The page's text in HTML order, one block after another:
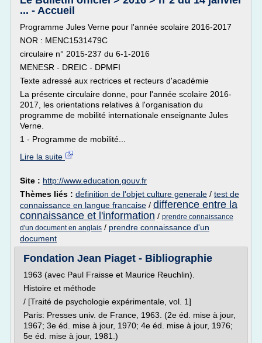
... - Accueil
Programme Jules Verne pour l'année scolaire 2016-2017
NOR : MENC1531479C
circulaire n° 2015-237 du 6-1-2016
MENESR - DREIC - DPMFI
Texte adressé aux rectrices et recteurs d'académie
La présente circulaire donne, pour l'année scolaire 2016-
2017, les orientations relatives à l'organisation du
programme de mobilité internationale enseignante Jules
Verne.
1 - Programme de mobilité...
Lire la suite
Site : http://www.education.gouv.fr
Thèmes liés : definition de l'objet culture generale / test de
connaissance en langue francaise / difference entre la
connaissance et l'information / prendre connaissance
d'un document en anglais / prendre connaissance d'un
document
Fondation Jean Piaget - Bibliographie
1963 (avec Paul Fraisse et Maurice Reuchlin).
Histoire et méthode
/ [Traité de psychologie expérimentale, vol. 1]
Paris: Presses univ. de France, 1963. (2e éd. mise à jour,
1967; 3e éd. mise à jour, 1970; 4e éd. mise à jour, 1976;
5e éd. mise à jour, 1981.)